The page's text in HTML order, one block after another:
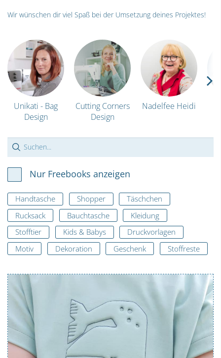
Wir wünschen dir viel Spaß bei der Umsetzung deines Projektes!
Unikati - Bag
Design
Cutting Corners
Design
Nadelfee Heidi
Nur Freebooks anzeigen
Handtasche Shopper
Täschchen
Rucksack
Bauchtasche
Kleidung
Stofftier
Kids & Babys
Druckvorlagen
Motiv
Dekoration Geschenk Stoffreste